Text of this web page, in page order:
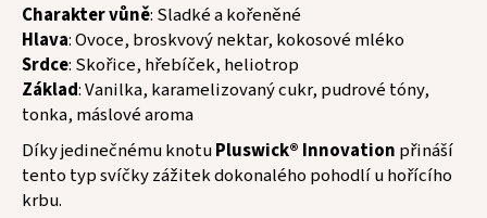
Charakter vůně: Sladké a kořeněné
Hlava: Ovoce, broskvový nektar, kokosové mléko
Srdce: Skořice, hřebíček, heliotrop
Základ: Vanilka, karamelizovaný cukr, pudrové tóny,
tonka, máslové aroma
Díky jedinečnému knotuPluswick® Innovation přináší
tento typ svíčky zážitek dokonalého pohodlí u hořícího
krbu.
D
o
p
o
r
u